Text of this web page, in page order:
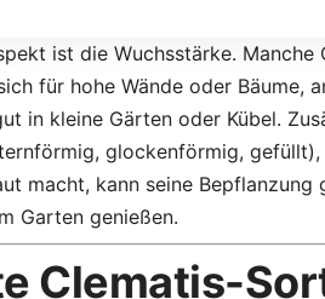
ist die Wuchsstärke.
für hohe Wände oder Bäume,
in kleine Gärten oder Kübel.
glockenförmig,
macht, kann seine Bepflanzung
Garten genießen.
Clematis-